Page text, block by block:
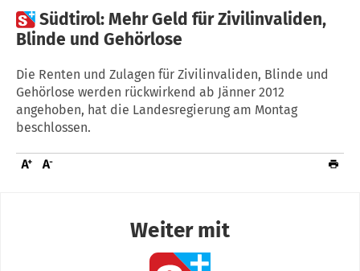
Südtirol: Mehr Geld für Zivilinvaliden,
Blinde und Gehörlose
Die Renten und Zulagen für Zivilinvaliden, Blinde und
Gehörlose werden rückwirkend ab Jänner 2012
angehoben, hat die Landesregierung am Montag
beschlossen.